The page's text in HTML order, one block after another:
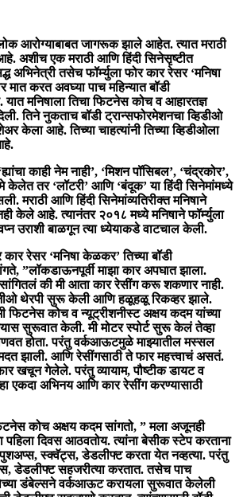
आरोग्याबाबत जागरूक झाले आहेत. त्यात मराठी
अशीच एक मराठी आणि हिंदी सिनेसृष्टीत
अभिनेत्री तसेच फॉर्म्युला फोर कार रेसर ‘मनिषा
करत अवघ्या पाच महिन्यात बॉडी
मनिषाला तिचा फिटनेस कोच व आहारतज्ञ
तिने नुकताच बॉडी ट्रान्सफोरमेशनचा व्हिडीओ
केला आहे. तिच्या चाहत्यांनी तिच्या व्हिडीओला
काही नेम नाही’, ‘मिशन पॉसिबल’, ‘चंद्रकोर’,
केलेत तर ‘लॉटरी’ आणि ‘बंदूक’ या हिंदी सिनेमांमध्ये
मराठी आणि हिंदी सिनेमांव्यतिरीक्त मनिषाने
केले आहे. त्यानंतर २०१८ मध्ये मनिषाने फॉर्म्युला
उराशी बाळगून त्या ध्येयाकडे वाटचाल केली.
कार रेसर ‘मनिषा केळकर’ तिच्या बॉडी
”लॉकडाऊनपूर्वी माझा कार अपघात झाला.
की मी आता कार रेसींग करू शकणार नाही.
थेरपी सुरू केली आणि हळूहळू रिकव्हर झाले.
मी फिटनेस कोच व न्यूट्रीशनीस्ट अक्षय कदम यांच्या
सुरूवात केली. मी मोटर स्पोर्ट सुरू केलं तेव्हा
होता. परंतु वर्कआऊटमुळे माझ्यातील मस्सल
झाली. आणि रेसींगसाठी ते फार महत्त्वाचं असतं.
खचून गेलेले. परंतु व्यायाम, पौष्टीक डायट व
एकदा अभिनय आणि कार रेसींग करण्यासाठी
कोच अक्षय कदम सांगतो, ” मला अजूनही
पहिला दिवस आठवतोय. त्यांना बेसीक स्टेप करताना
पुशअप्स, स्क्वॅट्स, डेडलीफ्ट करता येत नव्हत्या. परंतु
डेडलीफ्ट सहजरीत्या करतात. तसेच पाच
डंबेल्सने वर्कआऊट करायला सुरूवात केलेली